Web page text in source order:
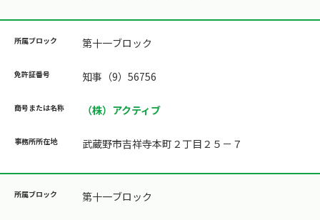
第十一ブロック
知事（9）56756
（株）アクティブ
武蔵野市吉祥寺本町２丁目２５－７
第十一ブロック